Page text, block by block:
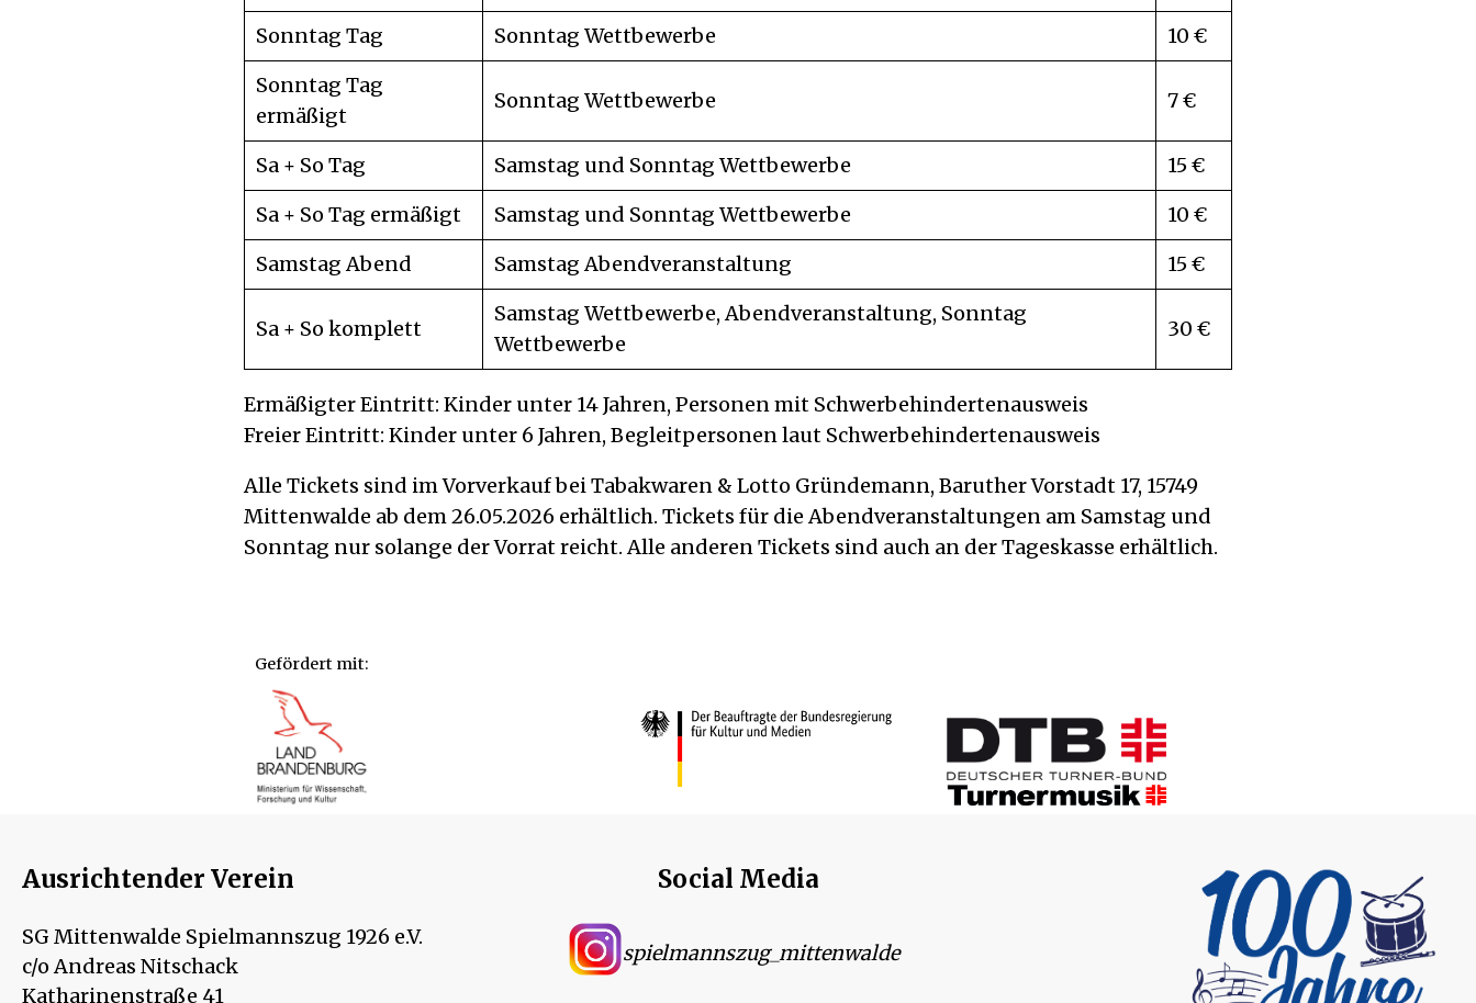
Sonntag Tag Sonntag Wettbewerbe
10 €
Sonntag Tag
ermäßigt
Sonntag Wettbewerbe 7 €
Sa + So Tag Samstag und Sonntag Wettbewerbe
15 €
Sa + So Tag ermäßigt
Samstag und Sonntag Wettbewerbe
10 €
Samstag Abend
Samstag Abendveranstaltung 15 €
Sa + So komplett
Samstag Wettbewerbe, Abendveranstaltung, Sonntag
Wettbewerbe
30 €
Ermäßigter Eintritt: Kinder unter 14 Jahren, Personen mit Schwerbehindertenausweis
Freier Eintritt: Kinder unter 6 Jahren, Begleitpersonen laut Schwerbehindertenausweis
Alle Tickets sind im Vorverkauf bei Tabakwaren & Lotto Gründemann, Baruther Vorstadt 17, 15749
Mittenwalde ab dem 26.05.2026 erhältlich. Tickets für die Abendveranstaltungen am Samstag und
Sonntag nur solange der Vorrat reicht. Alle anderen Tickets sind auch an der Tageskasse erhältlich.
Gefördert mit:
Ausrichtender Verein
SG Mittenwalde Spielmannszug 1926 e.V.
c/o Andreas Nitschack
Katharinenstraße 41
Social Media
spielmannszug_mittenwalde